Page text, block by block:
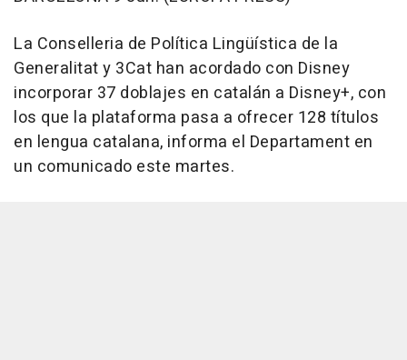
La Conselleria de Política Lingüística de la
Generalitat y 3Cat han acordado con Disney
incorporar 37 doblajes en catalán a Disney+, con
los que la plataforma pasa a ofrecer 128 títulos
en lengua catalana, informa el Departament en
un comunicado este martes.